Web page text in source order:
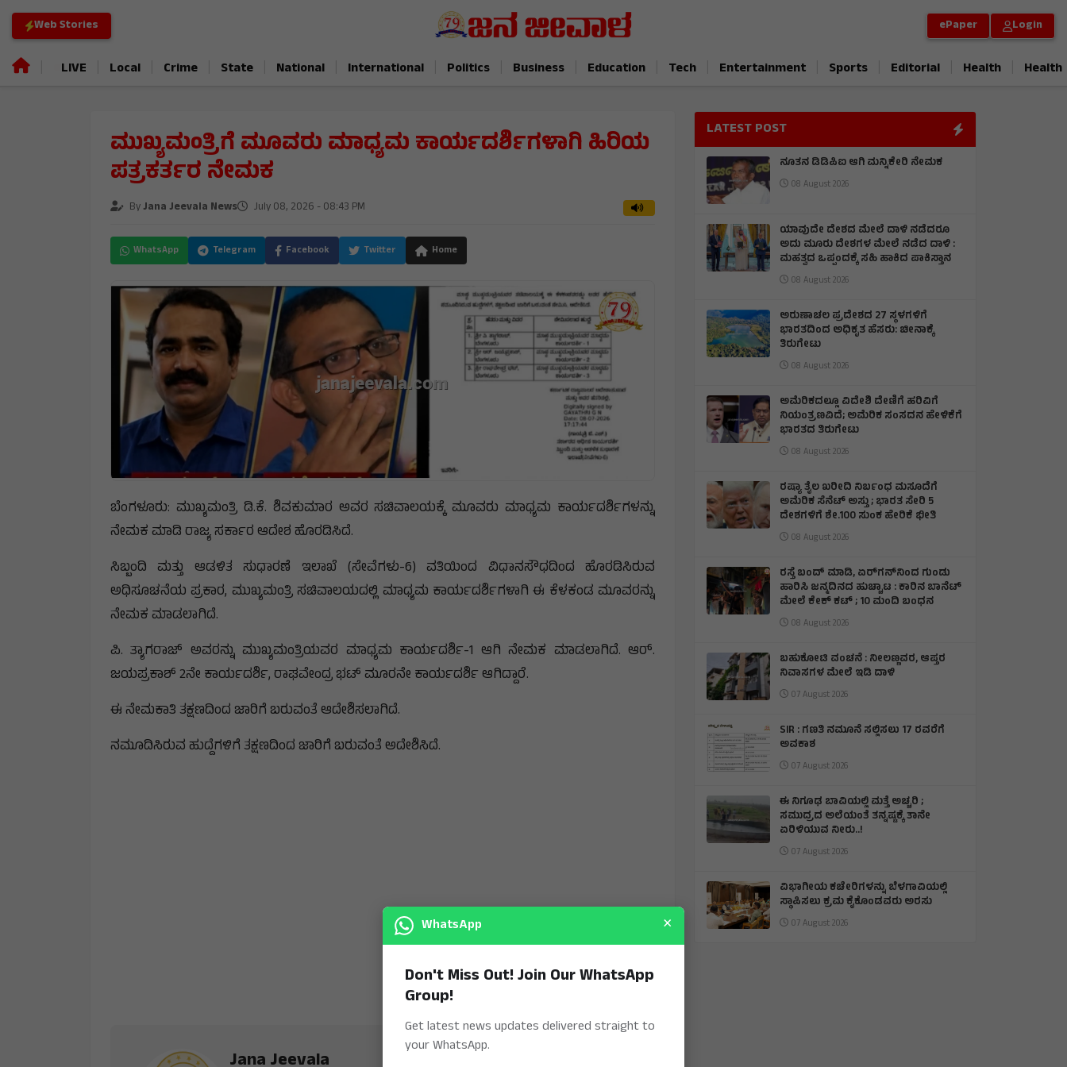
Web Stories ePaper Login
LIVE Local Crime State National International Politics Business Education Tech Entertainment Sports Editorial Health Health
ಮುಖ್ಯಮಂತ್ರಿಗೆ ಮೂವರು ಮಾಧ್ಯಮ ಕಾರ್ಯದರ್ಶಿಗಳಾಗಿ ಹಿರಿಯ
ಪತ್ರಕರ್ತರ ನೇಮಕ
ByJana Jeevala News July 08, 2026 - 08:43 PM
WhatsApp Telegram Facebook Twitter Home
ಬೆಂಗಳೂರು: ಮುಖ್ಯಮಂತ್ರಿ ಡಿ.ಕೆ. ಶಿವಕುಮಾರ ಅವರ ಸಚಿವಾಲಯಕ್ಕೆ ಮೂವರು ಮಾಧ್ಯಮ ಕಾರ್ಯದರ್ಶಿಗಳನ್ನು
ನೇಮಕ ಮಾಡಿ ರಾಜ್ಯ ಸರ್ಕಾರ ಆದೇಶ ಹೊರಡಿಸಿದೆ.
ಸಿಬ್ಬಂದಿ ಮತ್ತು ಆಡಳಿತ ಸುಧಾರಣೆ ಇಲಾಖೆ (ಸೇವೆಗಳು-6) ವತಿಯಿಂದ ವಿಧಾನಸೌಧದಿಂದ ಹೊರಡಿಸಿರುವ
ಅಧಿಸೂಚನೆಯ ಪ್ರಕಾರ, ಮುಖ್ಯಮಂತ್ರಿ ಸಚಿವಾಲಯದಲ್ಲಿ ಮಾಧ್ಯಮ ಕಾರ್ಯದರ್ಶಿಗಳಾಗಿ ಈ ಕೆಳಕಂಡ ಮೂವರನ್ನು
ನೇಮಕ ಮಾಡಲಾಗಿದೆ.
ಪಿ. ತ್ಯಾಗರಾಜ್ ಅವರನ್ನು ಮುಖ್ಯಮಂತ್ರಿಯವರ ಮಾಧ್ಯಮ ಕಾರ್ಯದರ್ಶಿ-1 ಆಗಿ ನೇಮಕ ಮಾಡಲಾಗಿದೆ. ಆರ್.
ಜಯಪ್ರಕಾಶ್ 2ನೇ ಕಾರ್ಯದರ್ಶಿ, ರಾಘವೇಂದ್ರ ಭಟ್‌ ಮೂರನೇ ಕಾರ್ಯದರ್ಶಿ ಆಗಿದ್ದಾರೆ.
ಈ ನೇಮಕಾತಿ ತಕ್ಷಣದಿಂದ ಜಾರಿಗೆ ಬರುವಂತೆ ಆದೇಶಿಸಲಾಗಿದೆ.
ನಮೂದಿಸಿರುವ ಹುದ್ದೆಗಳಿಗೆ ತಕ್ಷಣದಿಂದ ಜಾರಿಗೆ ಬರುವಂತೆ ಅದೇಶಿಸಿದೆ.
Jana Jeevala
LATEST POST
ನೂತನ ಡಿಡಿಪಿಐ ಆಗಿ ಮನ್ನಿಕೇರಿ ನೇಮಕ
08 August 2026
ಯಾವುದೇ ದೇಶದ ಮೇಲೆ ದಾಳಿ ನಡೆದರೂ
ಅದು ಮೂರು ದೇಶಗಳ ಮೇಲೆ ನಡೆದ ದಾಳಿ :
ಮಹತ್ವದ ಒಪ್ಪಂದಕ್ಕೆ ಸಹಿ ಹಾಕಿದ ಪಾಕಿಸ್ತಾನ
08 August 2026
ಅರುಣಾಚಲ ಪ್ರದೇಶದ 27 ಸ್ಥಳಗಳಿಗೆ
ಭಾರತದಿಂದ ಅಧಿಕೃತ ಹೆಸರು: ಚೀನಾಕ್ಕೆ
ತಿರುಗೇಟು
08 August 2026
ಅಮೆರಿಕದಲ್ಲೂ ವಿದೇಶಿ ದೇಣಿಗೆ ಹರಿವಿಗೆ
ನಿಯಂತ್ರಣವಿದೆ; ಅಮೆರಿಕ ಸಂಸದನ ಹೇಳಿಕೆಗೆ
ಭಾರತದ ತಿರುಗೇಟು
08 August 2026
ರಷ್ಯಾ ತೈಲ ಖರೀದಿ ನಿರ್ಬಂಧ ಮಸೂದೆಗೆ
ಅಮೆರಿಕ ಸೆನೆಟ್ ಅಸ್ತು ; ಭಾರತ ಸೇರಿ 5
ದೇಶಗಳಿಗೆ ಶೇ.100 ಸುಂಕ ಹೇರಿಕೆ ಭೀತಿ
08 August 2026
ರಸ್ತೆ ಬಂದ್ ಮಾಡಿ, ಏರ್‌ಗನ್‌ನಿಂದ ಗುಂಡು
ಹಾರಿಸಿ ಜನ್ಮದಿನದ ಹುಚ್ಚಾಟ : ಕಾರಿನ ಬಾನೆಟ್
ಮೇಲೆ ಕೇಕ್ ಕಟ್‌ ; 10 ಮಂದಿ ಬಂಧನ
08 August 2026
ಬಹುಕೋಟಿ ವಂಚನೆ : ನೀಲಣ್ಣವರ, ಆಪ್ತರ
ನಿವಾಸಗಳ ಮೇಲೆ ಇಡಿ ದಾಳಿ
07 August 2026
SIR : ಗಣತಿ ನಮೂನೆ ಸಲ್ಲಿಸಲು 17 ರವರೆಗೆ
ಅವಕಾಶ
07 August 2026
ಈ ನಿಗೂಢ ಬಾವಿಯಲ್ಲಿ ಮತ್ತೆ ಅಚ್ಚರಿ ;
ಸಮುದ್ರದ ಅಲೆಯಂತೆ ತನ್ನಷ್ಟಕ್ಕೆ ತಾನೇ
ಏರಿಳಿಯುವ ನೀರು..!
07 August 2026
ವಿಭಾಗೀಯ ಕಚೇರಿಗಳನ್ನು ಬೆಳಗಾವಿಯಲ್ಲಿ
ಸ್ಥಾಪಿಸಲು ಕ್ರಮ ಕೈಕೊಂಡವರು ಅರಸು
07 August 2026
WhatsApp ×
Don't Miss Out! Join Our WhatsApp
Group!
Get latest news updates delivered straight to
your WhatsApp.